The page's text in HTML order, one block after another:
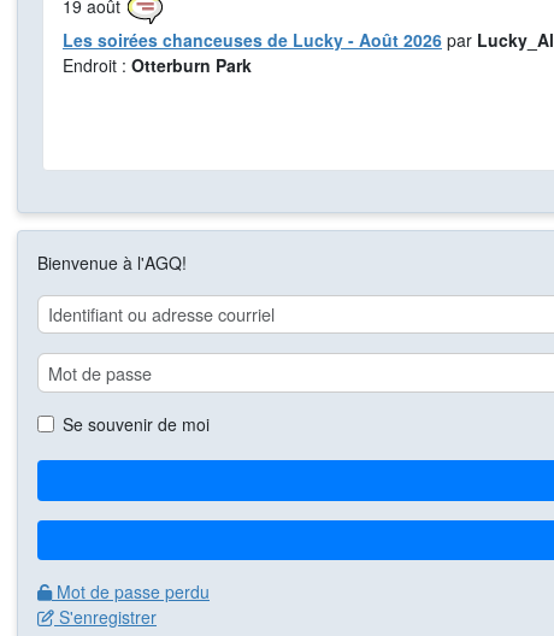
Bienvenue à l'AGQ!
Se souvenir de moi
Mot de passe perdu
S'enregistrer
19 août
Les soirées chanceuses de Lucky - Août 2026 par Lucky_Al
Endroit : Otterburn Park